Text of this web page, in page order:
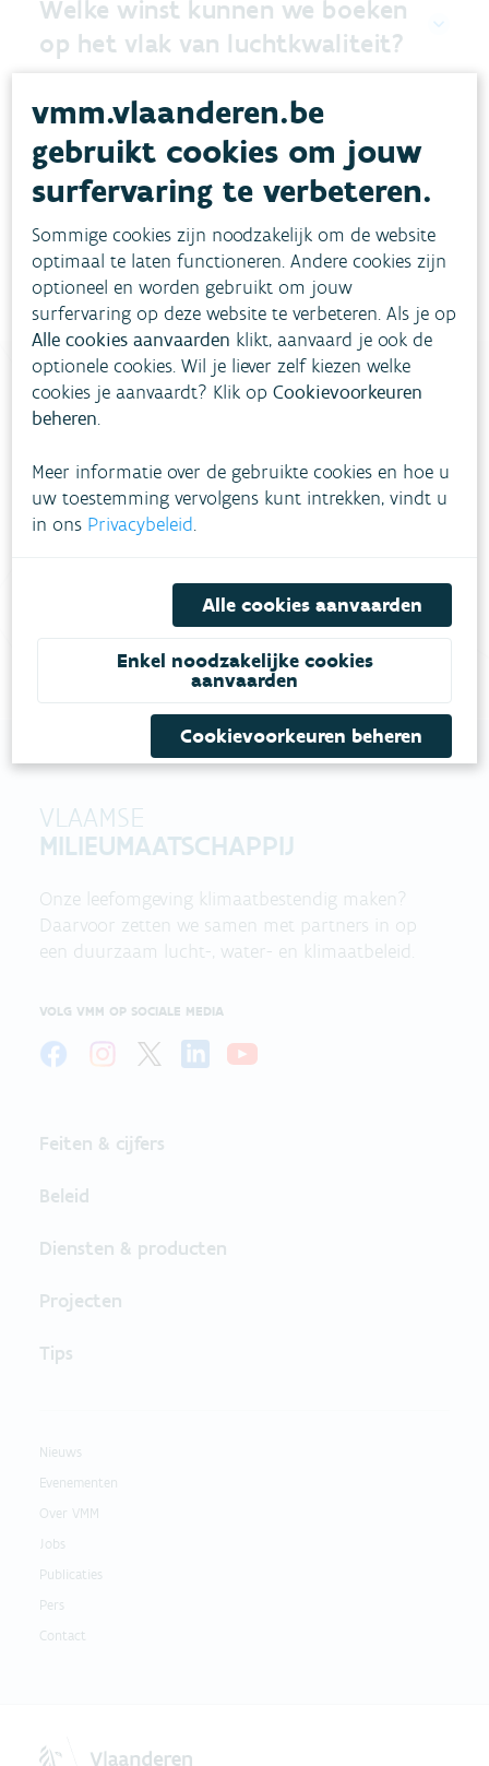
Welke winst kunnen we boeken
op het vlak van luchtkwaliteit?
Beleidsaanbevelingen
Infografiek en rapporten
Heb je vragen?
Bekijk het overzicht van meestgestelde vragen .
contactformulier in.
Bel gratis 1700
VLAAMSE
MILIEUMAATSCHAPPIJ
Onze leefomgeving klimaatbestendig maken?
Daarvoor zetten we samen met partners in op
een duurzaam lucht-, water- en klimaatbeleid.
VOLG VMM OP SOCIALE MEDIA
Feiten & cijfers
Beleid
Diensten & producten
Projecten
Tips
Nieuws
Evenementen
Over VMM
Jobs
Publicaties
Pers
Contact
vmm.vlaanderen.be
gebruikt cookies om jouw
surfervaring te verbeteren.
Sommige cookies zijn noodzakelijk om de website
optimaal te laten functioneren. Andere cookies zijn
optioneel en worden gebruikt om jouw
surfervaring op deze website te verbeteren. Als je op
Alle cookies aanvaarden klikt, aanvaard je ook de
optionele cookies. Wil je liever zelf kiezen welke
cookies je aanvaardt? Klik opCookievoorkeuren
beheren.
Meer informatie over de gebruikte cookies en hoe u
uw toestemming vervolgens kunt intrekken, vindt u
in ons Privacybeleid.
Alle cookies aanvaarden
Enkel noodzakelijke cookies
aanvaarden
Cookievoorkeuren beheren